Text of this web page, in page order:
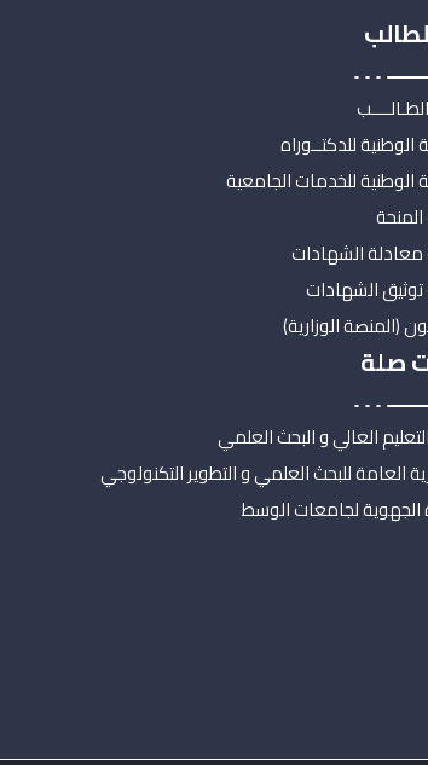
الوطنية للدكتــوراه
الوطنية للخدمات الجامعية
الشهادات
الشهادات
(المنصة الوزارية)
صلة
العالي و البحث العلمي
العامة للبحث العلمي و التطوير التكنولوجي
الجهوية لجامعات الوسط